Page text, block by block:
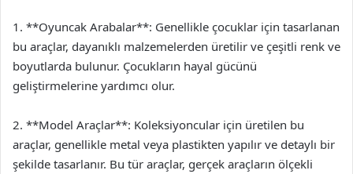
1. **Oyuncak Arabalar**: Genellikle çocuklar için tasarlanan
bu araçlar, dayanıklı malzemelerden üretilir ve çeşitli renk ve
boyutlarda bulunur. Çocukların hayal gücünü
geliştirmelerine yardımcı olur.
2. **Model Araçlar**: Koleksiyoncular için üretilen bu
araçlar, genellikle metal veya plastikten yapılır ve detaylı bir
şekilde tasarlanır. Bu tür araçlar, gerçek araçların ölçekli